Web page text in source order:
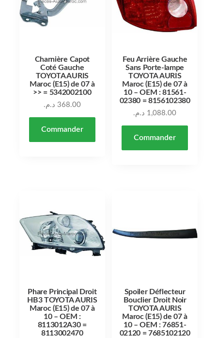
Charnière Capot
Coté Gauche
TOYOTA AURIS
Maroc (E15) de 07 à
>> = 5342002100
368.00 د.م.
Commander
Feu Arrière Gauche
Sans Porte-lampe
TOYOTA AURIS
Maroc (E15) de 07 à
10 – OEM : 81561-
02380 = 8156102380
1,088.00 د.م.
Commander
Phare Principal Droit
HB3 TOYOTA AURIS
Maroc (E15) de 07 à
10 – OEM :
8113012A30 =
8113002470
Spoiler Déflecteur
Bouclier Droit Noir
TOYOTA AURIS
Maroc (E15) de 07 à
10 – OEM : 76851-
02120 = 7685102120